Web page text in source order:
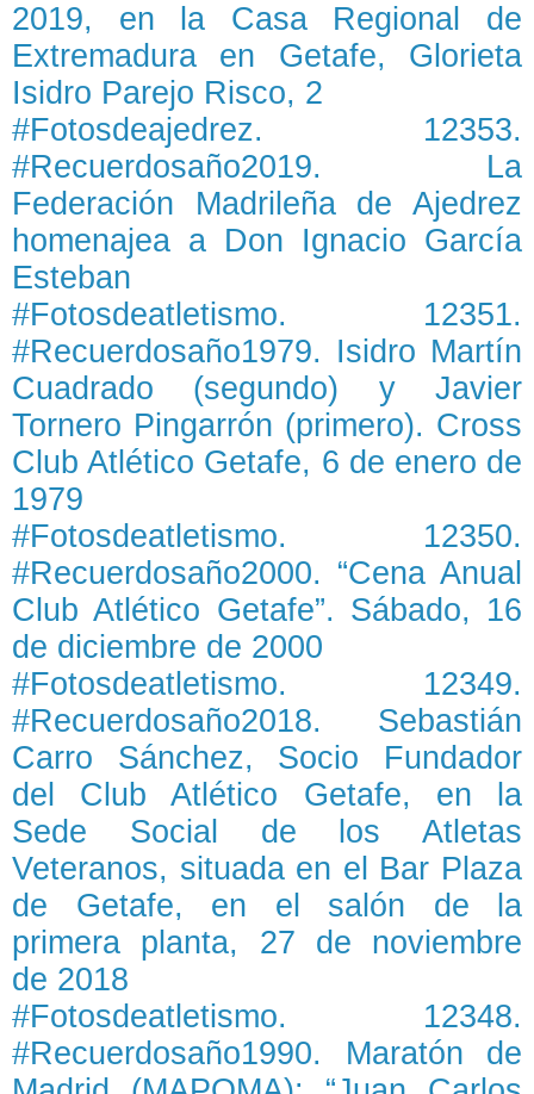
2019, en la Casa Regional de
Extremadura en Getafe, Glorieta
Isidro Parejo Risco, 2
#Fotosdeajedrez. 12353.
#Recuerdosaño2019. La
Federación Madrileña de Ajedrez
homenajea a Don Ignacio García
Esteban
#Fotosdeatletismo. 12351.
#Recuerdosaño1979. Isidro Martín
Cuadrado (segundo) y Javier
Tornero Pingarrón (primero). Cross
Club Atlético Getafe, 6 de enero de
1979
#Fotosdeatletismo. 12350.
#Recuerdosaño2000. “Cena Anual
Club Atlético Getafe”. Sábado, 16
de diciembre de 2000
#Fotosdeatletismo. 12349.
#Recuerdosaño2018. Sebastián
Carro Sánchez, Socio Fundador
del Club Atlético Getafe, en la
Sede Social de los Atletas
Veteranos, situada en el Bar Plaza
de Getafe, en el salón de la
primera planta, 27 de noviembre
de 2018
#Fotosdeatletismo. 12348.
#Recuerdosaño1990. Maratón de